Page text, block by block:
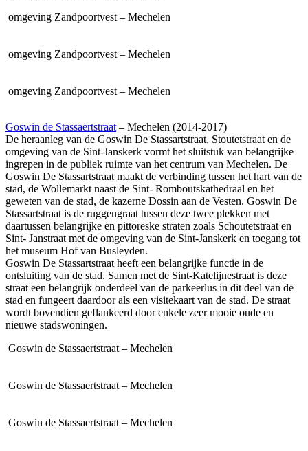
omgeving Zandpoortvest – Mechelen
omgeving Zandpoortvest – Mechelen
omgeving Zandpoortvest – Mechelen
Goswin de Stassaertstraat – Mechelen (2014-2017)
De heraanleg van de Goswin De Stassartstraat, Stoutetstraat en de
omgeving van de Sint-Janskerk vormt het sluitstuk van belangrijke
ingrepen in de publiek ruimte van het centrum van Mechelen. De
Goswin De Stassartstraat maakt de verbinding tussen het hart van de
stad, de Wollemarkt naast de Sint- Romboutskathedraal en het
geweten van de stad, de kazerne Dossin aan de Vesten. Goswin De
Stassartstraat is de ruggengraat tussen deze twee plekken met
daartussen belangrijke en pittoreske straten zoals Schoutetstraat en
Sint- Janstraat met de omgeving van de Sint-Janskerk en toegang tot
het museum Hof van Busleyden.
Goswin De Stassartstraat heeft een belangrijke functie in de
ontsluiting van de stad. Samen met de Sint-Katelijnestraat is deze
straat een belangrijk onderdeel van de parkeerlus in dit deel van de
stad en fungeert daardoor als een visitekaart van de stad. De straat
wordt bovendien geflankeerd door enkele zeer mooie oude en
nieuwe stadswoningen.
Goswin de Stassaertstraat – Mechelen
Goswin de Stassaertstraat – Mechelen
Goswin de Stassaertstraat – Mechelen